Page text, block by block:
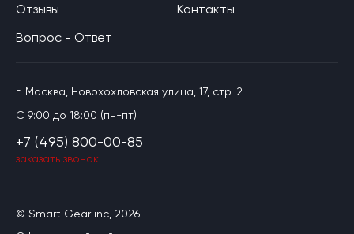
© Smart Gear inc, 2026
Отзывы
Вопрос - Ответ
Контакты
г. Москва, Новохохловская улица, 17, стр. 2
C 9:00 до 18:00 (пн-пт)
+7 (495) 800-00-85
заказать звонок